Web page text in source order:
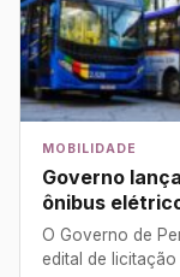
MOBILIDADE
Governo
ônibus
O Governo de
edital de